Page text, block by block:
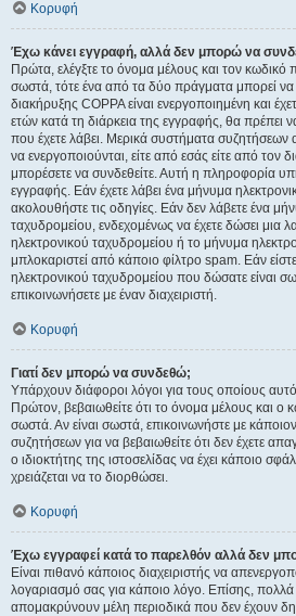
Κορυφή
Έχω κάνει εγγραφή, αλλά δεν μπορώ να
Πρώτα, ελέγξτε το όνομα μέλους και τον
σωστά, τότε ένα από τα δύο πράγματα μπορεί να
διακήρυξης COPPA είναι ενεργοποιημένη και
ετών κατά τη διάρκεια της εγγραφής, θα πρέπει
που έχετε λάβει. Μερικά συστήματα συζητήσεων
να ενεργοποιούνται, είτε από εσάς είτε από τον
μπορέσετε να συνδεθείτε. Αυτή η πληροφορία
εγγραφής. Εάν έχετε λάβει ένα μήνυμα
ακολουθήστε τις οδηγίες. Εάν δεν λάβετε ένα
ταχυδρομείου, ενδεχομένως να έχετε δώσει μια
ηλεκτρονικού ταχυδρομείου ή το μήνυμα
μπλοκαριστεί από κάποιο φίλτρο spam. Εάν
ηλεκτρονικού ταχυδρομείου που δώσατε είναι
επικοινωνήσετε με έναν διαχειριστή.
Κορυφή
Γιατί δεν μπορώ να συνδεθώ;
Υπάρχουν διάφοροι λόγοι για τους οποίους
Πρώτον, βεβαιωθείτε ότι το όνομα μέλους και ο
σωστά. Αν είναι σωστά, επικοινωνήστε με
συζητήσεων για να βεβαιωθείτε ότι δεν έχετε
ο ιδιοκτήτης της ιστοσελίδας να έχει κάποιο
χρειάζεται να το διορθώσει.
Κορυφή
Έχω εγγραφεί κατά το παρελθόν αλλά δεν
Είναι πιθανό κάποιος διαχειριστής να
λογαριασμό σας για κάποιο λόγο. Επίσης,
απομακρύνουν μέλη περιοδικά που δεν έχουν